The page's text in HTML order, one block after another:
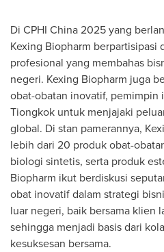
Di CPHI China 2025 yang
Kexing Biopharm berpartisipasi
profesional yang membahas
negeri. Kexing Biopharm juga
obat-obatan inovatif, pemimpin
Tiongkok untuk menjajaki
global. Di stan pamerannya,
lebih dari 20 produk obat-
biologi sintetis, serta produk
Biopharm ikut berdiskusi
obat inovatif dalam strategi
luar negeri, baik bersama klien
sehingga menjadi basis dari
kesuksesan bersama.